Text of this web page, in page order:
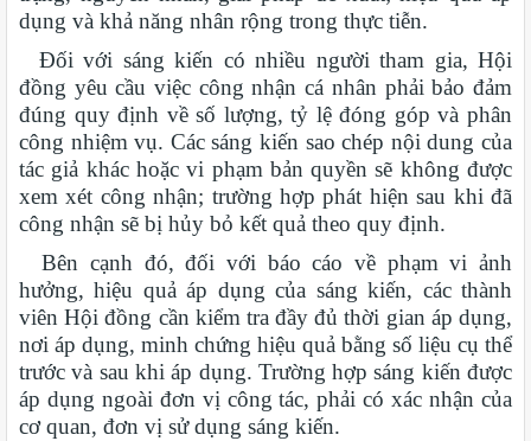
dụng và khả năng nhân rộng trong thực tiễn.
Đối với sáng kiến có nhiều người tham gia, Hội
đồng yêu cầu việc công nhận cá nhân phải bảo đảm
đúng quy định về số lượng, tỷ lệ đóng góp và phân
công nhiệm vụ. Các sáng kiến sao chép nội dung của
tác giả khác hoặc vi phạm bản quyền sẽ không được
xem xét công nhận; trường hợp phát hiện sau khi đã
công nhận sẽ bị hủy bỏ kết quả theo quy định.
Bên cạnh đó, đối với báo cáo về phạm vi ảnh
hưởng, hiệu quả áp dụng của sáng kiến, các thành
viên Hội đồng cần kiểm tra đầy đủ thời gian áp dụng,
nơi áp dụng, minh chứng hiệu quả bằng số liệu cụ thể
trước và sau khi áp dụng. Trường hợp sáng kiến được
áp dụng ngoài đơn vị công tác, phải có xác nhận của
cơ quan, đơn vị sử dụng sáng kiến.